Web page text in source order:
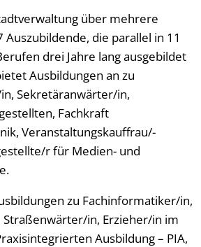
über mehrere
Auszubildende, die parallel in 11
drei Jahre lang ausgebildet
Ausbildungen an zu
Sekretäranwärter/in,
Fachkraft
Veranstaltungskauffrau/-
r für Medien- und
zu Fachinformatiker/in,
in, Erzieher/in im
Ausbildung – PIA,